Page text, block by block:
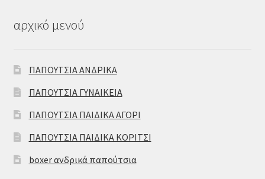
αρχικό μενού
ΠΑΠΟΥΤΣΙΑ ΑΝΔΡΙΚΑ
ΠΑΠΟΥΤΣΙΑ ΓΥΝΑΙΚΕΙΑ
ΠΑΠΟΥΤΣΙΑ ΠΑΙΔΙΚΑ ΑΓΟΡΙ
ΠΑΠΟΥΤΣΙΑ ΠΑΙΔΙΚΑ ΚΟΡΙΤΣΙ
boxer ανδρικά παπούτσια